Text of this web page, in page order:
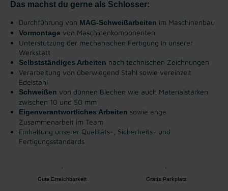
Das machst du gerne als Schlosser:
Durchführung von MAG-Schweißarbeiten im Maschinenbau
Vormontage von Maschinenkomponenten
Unterstützung der mechanischen Fertigung in unserer
Werkstatt
Selbstständiges Arbeiten nach technischen Zeichnungen
Verarbeitung von überwiegend Stahl sowie vereinzelt
Edelstahl
Schweißen von dünnen Blechen wie auch Materialstärken
zwischen 10 und 50 mm
Eigenverantwortliches Arbeiten sowie enge
Zusammenarbeit im Team
Einhaltung unserer Qualitäts-, Sicherheits- und
Fertigungsstandards
Gute Erreichbarkeit Gratis Parkplatz